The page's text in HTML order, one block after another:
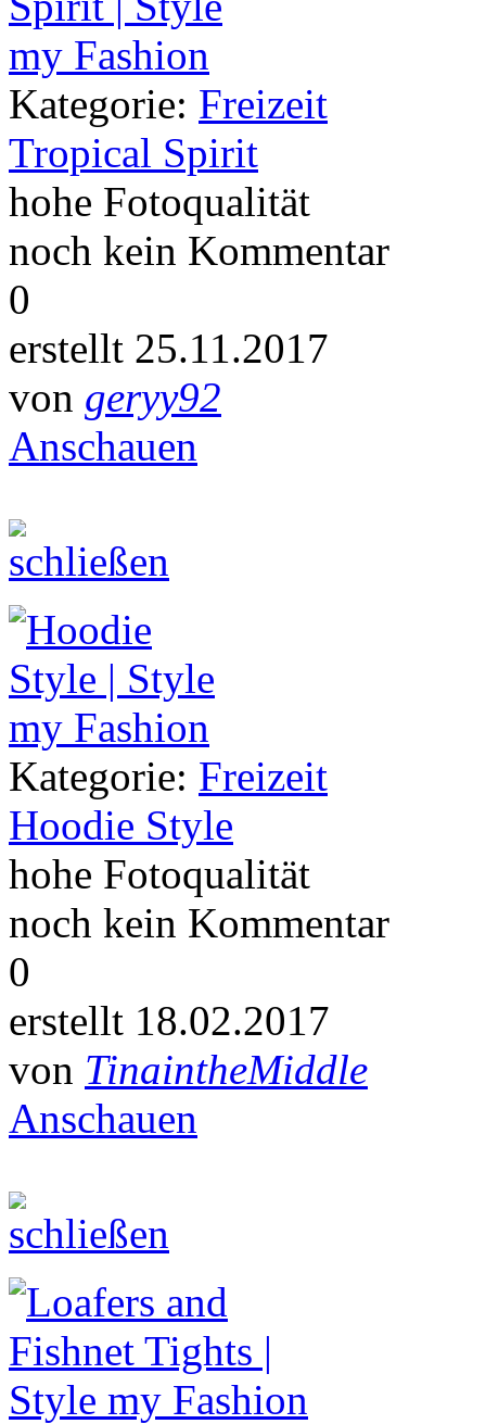
Kategorie: Freizeit
Tropical Spirit
hohe Fotoqualität
noch kein Kommentar
0
erstellt 25.11.2017
von geryy92
Anschauen
Kategorie: Freizeit
Hoodie Style
hohe Fotoqualität
noch kein Kommentar
0
erstellt 18.02.2017
von TinaintheMiddle
Anschauen